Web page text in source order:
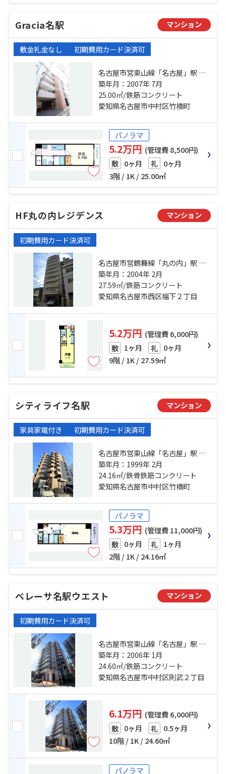
Gracia名駅 マンション
敷金礼金なし 初期費用カード決済可
名古屋市営東山線「名古屋」駅 徒
歩4分 東海道本線「名古屋」駅 徒歩
7分 名鉄名古屋本線「名鉄名古屋」
駅 徒歩9分
築年月：2007年 7月
25.00㎡/鉄筋コンクリート
愛知県名古屋市中村区竹橋町
パノラマ
5.2万円 (管理費 8,500円)
敷 0ヶ月 礼 0ヶ月
3階 / 1K / 25.00㎡
HF丸の内レジデンス マンション
初期費用カード決済可
名古屋市営鶴舞線「丸の内」駅 徒
歩9分 名古屋市営桜通線「国際セン
ター」駅 徒歩10分 名古屋市営東山
線「名古屋」駅 徒歩15分
築年月：2004年 2月
27.59㎡/鉄筋コンクリート
愛知県名古屋市西区幅下２丁目
5.2万円 (管理費 6,000円)
敷 1ヶ月 礼 0ヶ月
9階 / 1K / 27.59㎡
シティライフ名駅 マンション
家具家電付き 初期費用カード決済可
名古屋市営東山線「名古屋」駅 徒
歩7分 名古屋市営桜通線「太閤通」
駅 徒歩5分 東海道本線「名古屋」
駅 徒歩7分
築年月：1999年 2月
24.16㎡/鉄骨鉄筋コンクリート
愛知県名古屋市中村区竹橋町
パノラマ
5.3万円 (管理費 11,000円)
敷 0ヶ月 礼 1ヶ月
2階 / 1K / 24.16㎡
ベレーサ名駅ウエスト マンション
初期費用カード決済可
名古屋市営東山線「名古屋」駅 徒
歩10分 名古屋市営桜通線「太閤
通」駅 徒歩7分 名古屋市営東山線
「亀島」駅 徒歩11分
築年月：2006年 1月
24.60㎡/鉄筋コンクリート
愛知県名古屋市中村区則武２丁目
6.1万円 (管理費 6,000円)
敷 0ヶ月 礼 0.5ヶ月
10階 / 1K / 24.60㎡
パノラマ